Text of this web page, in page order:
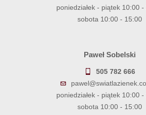
poniedziałek - piątek 10:00 -
sobota 10:00 - 15:00
Paweł Sobelski
505 782 666
poniedziałek - piątek 10:00 -
sobota 10:00 - 15:00